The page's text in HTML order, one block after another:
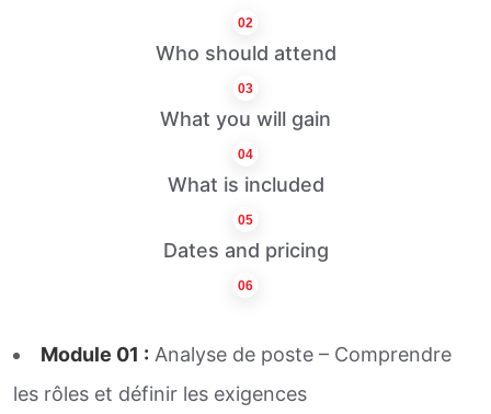
02
Who should attend
03
What you will gain
04
What is included
05
Dates and pricing
06
Module 01 : Analyse de poste – Comprendre
les rôles et définir les exigences